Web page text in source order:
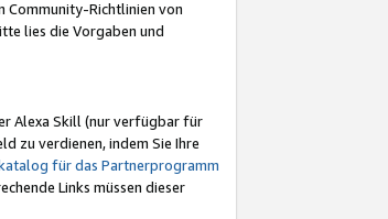
Community-Richtlinien von
lies die Vorgaben und
Alexa Skill (nur verfügbar für
zu verdienen, indem Sie Ihre
für das Partnerprogramm
Links müssen dieser